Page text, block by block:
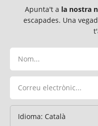
Apunta't a la nostra
escapades. Una